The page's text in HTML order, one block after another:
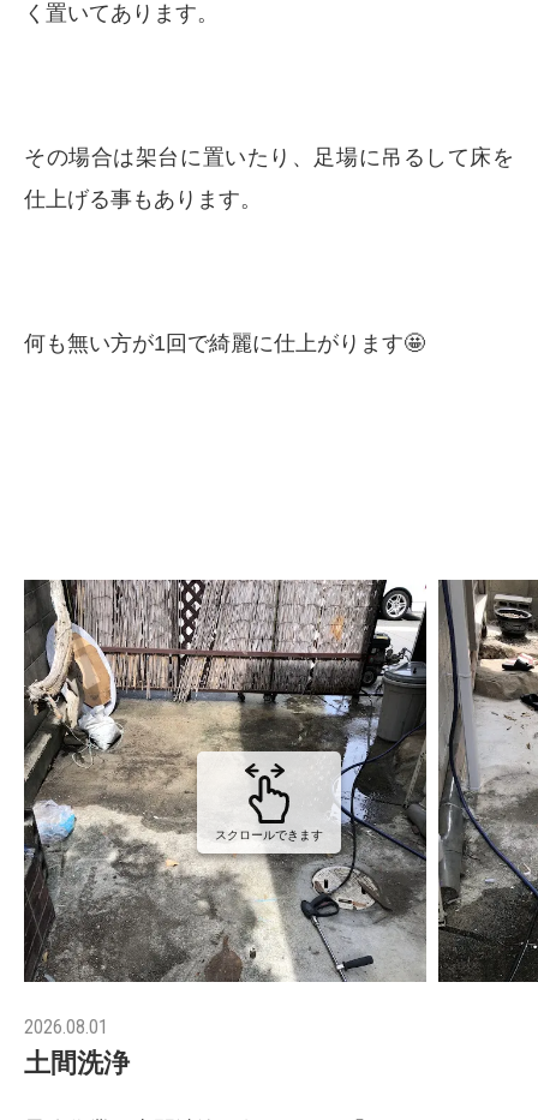
く置いてあります。
その場合は架台に置いたり、足場に吊るして床を
仕上げる事もあります。
何も無い方が1回で綺麗に仕上がります🤩
スクロールできます
2026.08.01
土間洗浄